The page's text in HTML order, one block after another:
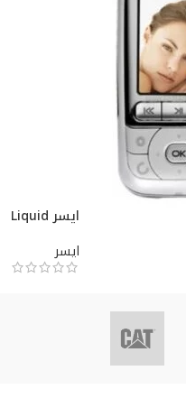
ايسر Liquid
ايسر